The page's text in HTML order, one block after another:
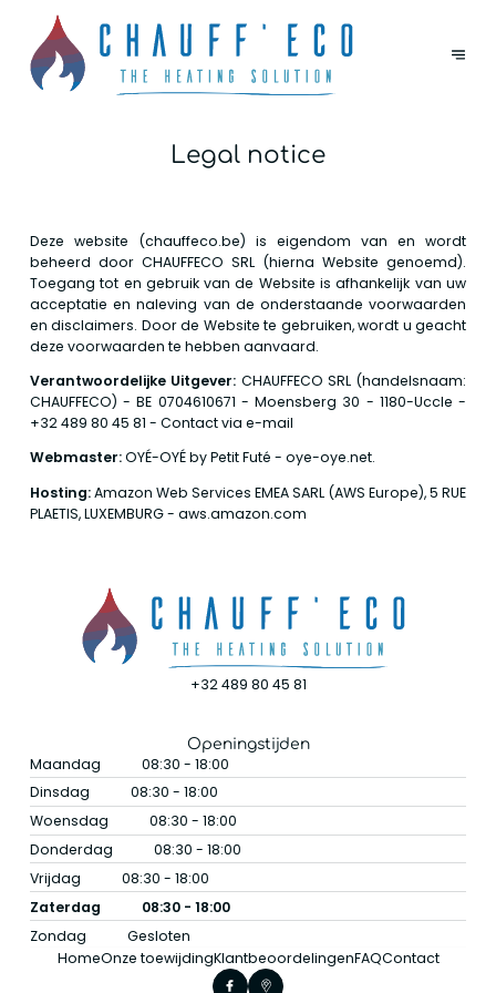
Legal notice
Deze website (chauffeco.be) is eigendom van en wordt
beheerd door CHAUFFECO SRL (hierna Website genoemd).
Toegang tot en gebruik van de Website is afhankelijk van uw
acceptatie en naleving van de onderstaande voorwaarden
en disclaimers. Door de Website te gebruiken, wordt u geacht
deze voorwaarden te hebben aanvaard.
Verantwoordelijke Uitgever: CHAUFFECO SRL (handelsnaam:
CHAUFFECO) - BE 0704610671 - Moensberg 30 - 1180-Uccle -
+32 489 80 45 81 - Contact via e-mail
Webmaster:OYÉ-OYÉ by Petit Futé - oye-oye.net.
Hosting:Amazon Web Services EMEA SARL (AWS Europe), 5 RUE
PLAETIS, LUXEMBURG - aws.amazon.com
+32 489 80 45 81
Openingstijden
Maandag
08:30 - 18:00
Dinsdag
08:30 - 18:00
Woensdag
08:30 - 18:00
Donderdag
08:30 - 18:00
Vrijdag
08:30 - 18:00
Zaterdag
08:30 - 18:00
Zondag
Gesloten
HomeOnze toewijdingKlantbeoordelingenFAQContact